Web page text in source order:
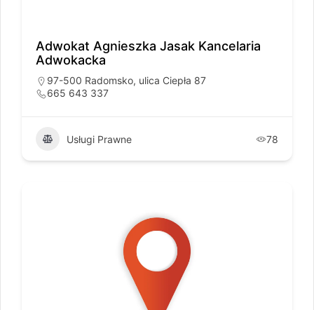
Adwokat Agnieszka Jasak Kancelaria
Adwokacka
97-500 Radomsko, ulica Ciepła 87
665 643 337
Usługi Prawne 78